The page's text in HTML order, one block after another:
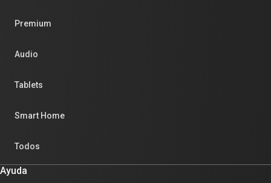
Premium
Audio
Tablets
Smart Home
Todos
Ayuda